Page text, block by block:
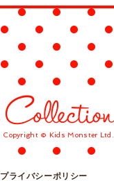
Copyright © Kids Monster Ltd.
プライバシーポリシー